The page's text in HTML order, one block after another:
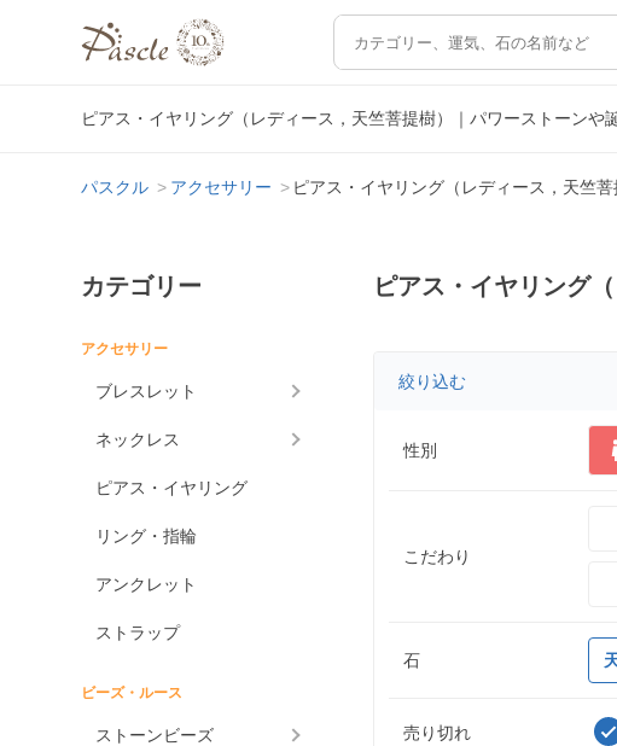
ピアス・イヤリング（レディース，天竺菩提樹）｜パワーストーンや
パスクル アクセサリー ピアス・イヤリング（レディース，天竺菩
カテゴリー
アクセサリー
ブレスレット
ネックレス
ピアス・イヤリング
リング・指輪
アンクレット
ストラップ
ビーズ・ルース
ストーンビーズ
ピアス・イヤリング
絞り込む
性別
こだわり
石
売り切れ